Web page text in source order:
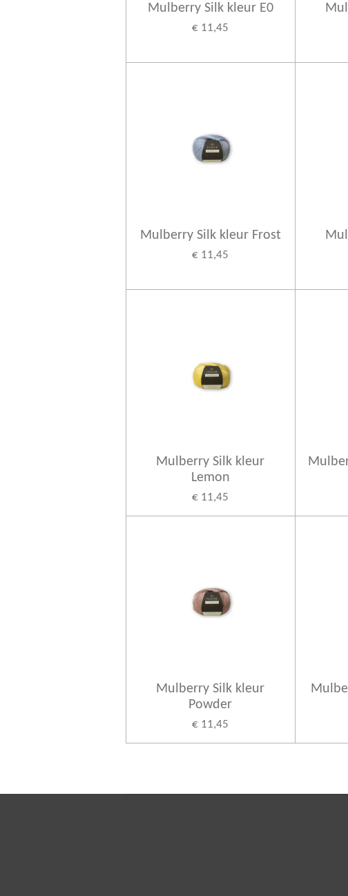
Mulberry Silk kleur E0
€ 11,45
Mulberry Silk kleur Frost
€ 11,45
Mulberry Silk kleur
Lemon
€ 11,45
Mulberry Silk kleur
Powder
€ 11,45